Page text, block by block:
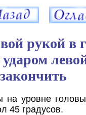
рукой в
закончить
на уровне
45 градусов.